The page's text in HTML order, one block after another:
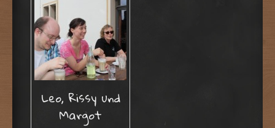
Leo, Rissy und
Margot